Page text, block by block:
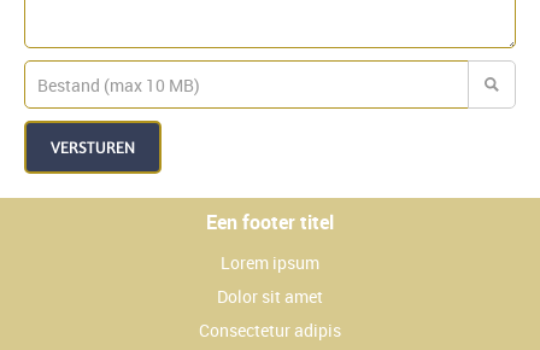
VERSTUREN
Een footer titel
Lorem ipsum
Dolor sit amet
Consectetur adipis